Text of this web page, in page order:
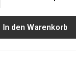
In den Warenkorb